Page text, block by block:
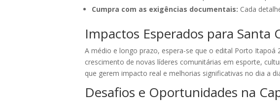
Cumpra com as exigências documentais: Cada
Impactos Esperados para Santa
A médio e longo prazo, espera-se que o edital Porto
crescimento de novas líderes comunitárias em esporte,
que gerem impacto real e melhorias significativas no dia a
Desafios e Oportunidades na